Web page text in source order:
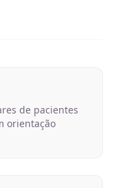
de pacientes
orientação